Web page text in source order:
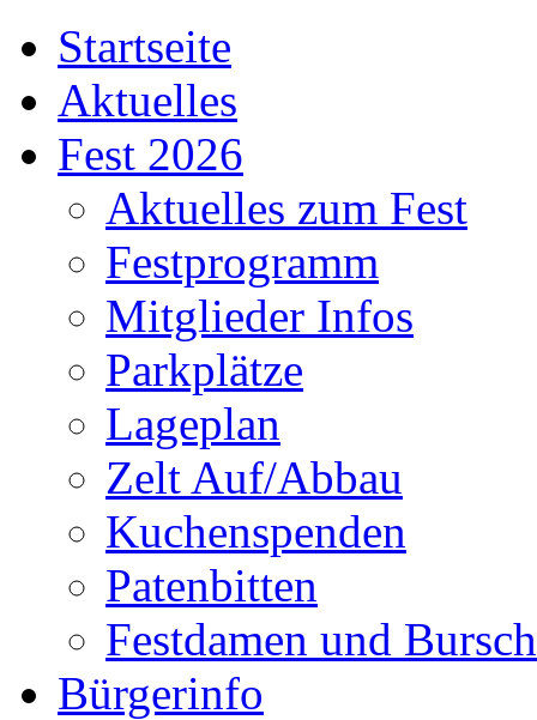
Startseite
Aktuelles
Fest 2026
Aktuelles zum Fest
Festprogramm
Mitglieder Infos
Parkplätze
Lageplan
Zelt Auf/Abbau
Kuchenspenden
Patenbitten
Festdamen und
Bürgerinfo